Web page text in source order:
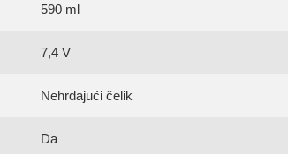
590 ml
7,4 V
Nehrđajući čelik
Da